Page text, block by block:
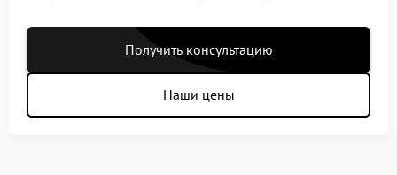
Получить консультацию
Наши цены